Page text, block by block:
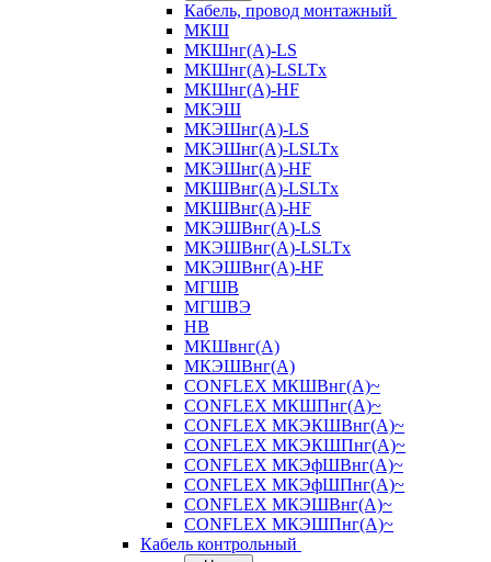
Кабель, провод монтажный
МКШ
МКШнг(А)-LS
МКШнг(А)-LSLTx
МКШнг(А)-HF
МКЭШ
МКЭШнг(А)-LS
МКЭШнг(А)-LSLTx
МКЭШнг(А)-HF
МКШВнг(A)-LSLTx
МКШВнг(А)-HF
МКЭШВнг(А)-LS
МКЭШВнг(A)-LSLTx
МКЭШВнг(А)-HF
МГШВ
МГШВЭ
НВ
МКШвнг(А)
МКЭШВнг(А)
CONFLEX МКШВнг(А)~
CONFLEX МКШПнг(А)~
CONFLEX МКЭКШВнг(А)~
CONFLEX МКЭКШПнг(А)~
CONFLEX МКЭфШВнг(А)~
CONFLEX МКЭфШПнг(А)~
CONFLEX МКЭШВнг(А)~
CONFLEX МКЭШПнг(А)~
Кабель контрольный